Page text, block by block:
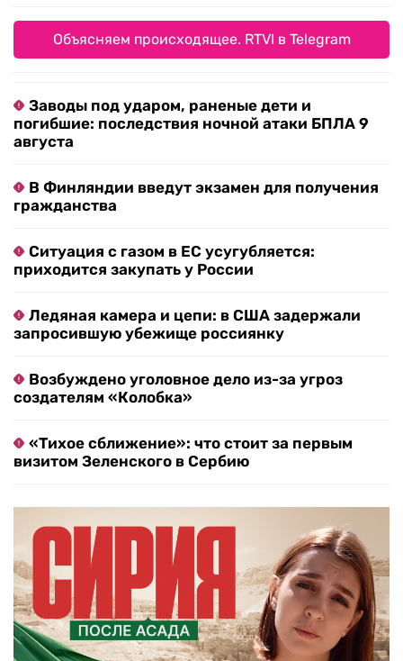
Объясняем происходящее. RTVI в Telegram
Заводы под ударом, раненые дети и
погибшие: последствия ночной атаки БПЛА 9
августа
В Финляндии введут экзамен для получения
гражданства
Ситуация с газом в ЕС усугубляется:
приходится закупать у России
Ледяная камера и цепи: в США задержали
запросившую убежище россиянку
Возбуждено уголовное дело из-за угроз
создателям «Колобка»
«Тихое сближение»: что стоит за первым
визитом Зеленского в Сербию